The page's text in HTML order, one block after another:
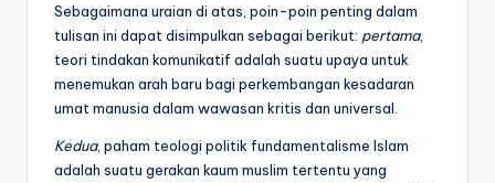
Sebagaimana uraian di atas, poin-poin penting dalam
tulisan ini dapat disimpulkan sebagai berikut: pertama,
teori tindakan komunikatif adalah suatu upaya untuk
menemukan arah baru bagi perkembangan kesadaran
umat manusia dalam wawasan kritis dan universal.
Kedua, paham teologi politik fundamentalisme Islam
adalah suatu gerakan kaum muslim tertentu yang